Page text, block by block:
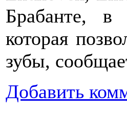
Брабанте, в
которая
зубы,
Добавить